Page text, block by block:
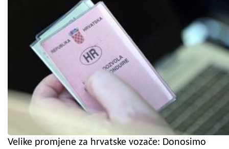
Velike promjene za hrvatske vozače: Donosimo